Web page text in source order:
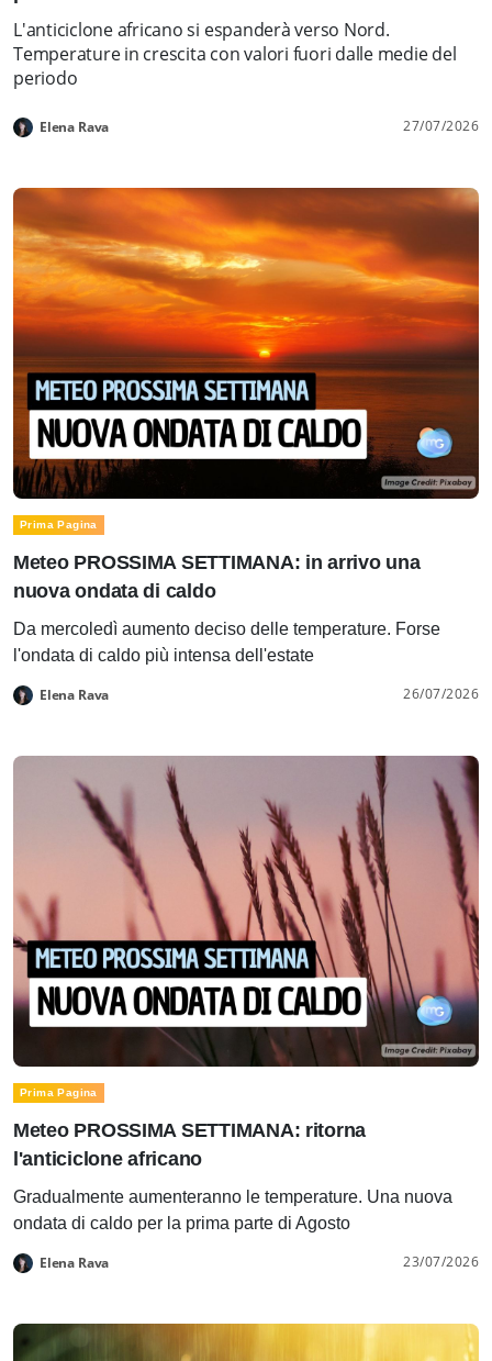
L'anticiclone africano si espanderà verso Nord.
Temperature in crescita con valori fuori dalle medie del
periodo
Elena Rava 27/07/2026
Prima Pagina
Meteo PROSSIMA SETTIMANA: in arrivo una
nuova ondata di caldo
Da mercoledì aumento deciso delle temperature. Forse
l'ondata di caldo più intensa dell'estate
Elena Rava 26/07/2026
Prima Pagina
Meteo PROSSIMA SETTIMANA: ritorna
l'anticiclone africano
Gradualmente aumenteranno le temperature. Una nuova
ondata di caldo per la prima parte di Agosto
Elena Rava 23/07/2026